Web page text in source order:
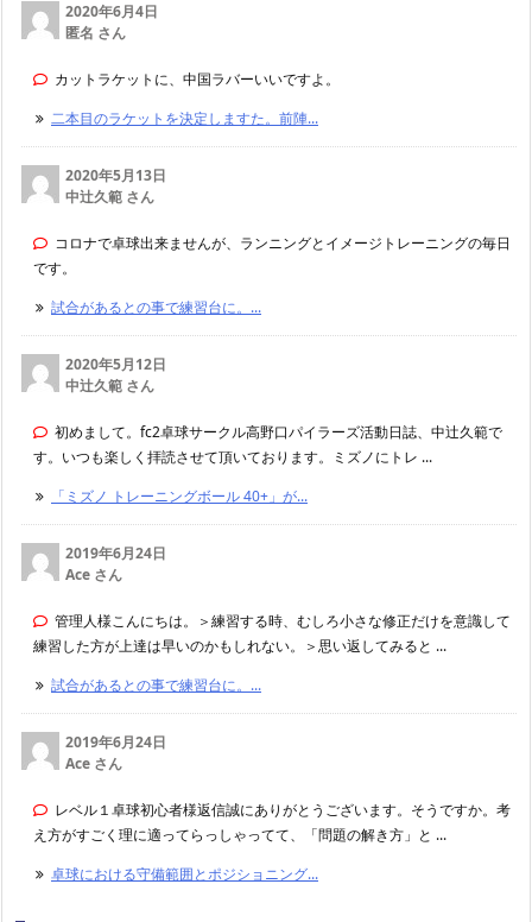
2020年6月4日
匿名 さん
カットラケットに、中国ラバーいいですよ。
二本目のラケットを決定しますた。前陣...
2020年5月13日
中辻久範 さん
コロナで卓球出来ませんが、ランニングとイメージトレーニングの毎日
です。
試合があるとの事で練習台に。...
2020年5月12日
中辻久範 さん
初めまして。fc2卓球サークル高野口パイラーズ活動日誌、中辻久範で
す。いつも楽しく拝読させて頂いております。ミズノにトレ ...
「ミズノ トレーニングボール 40+」が...
2019年6月24日
Ace さん
管理人様こんにちは。＞練習する時、むしろ小さな修正だけを意識して
練習した方が上達は早いのかもしれない。＞思い返してみると ...
試合があるとの事で練習台に。...
2019年6月24日
Ace さん
レベル１卓球初心者様返信誠にありがとうございます。そうですか。考
え方がすごく理に適ってらっしゃってて、「問題の解き方」と ...
卓球における守備範囲とポジショニング...